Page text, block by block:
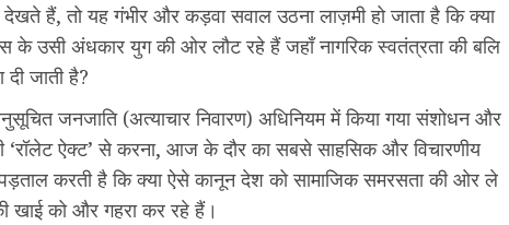
हैं, तो यह गंभीर और कड़वा सवाल उठना लाज़मी हो जाता है कि क्या
के उसी अंधकार युग की ओर लौट रहे हैं जहाँ नागरिक स्वतंत्रता की बलि
जाती है?
जनजाति (अत्याचार निवारण) अधिनियम में किया गया संशोधन और
ऐक्ट’ से करना, आज के दौर का सबसे साहसिक और विचारणीय
करती है कि क्या ऐसे कानून देश को सामाजिक समरसता की ओर ले
खाई को और गहरा कर रहे हैं।